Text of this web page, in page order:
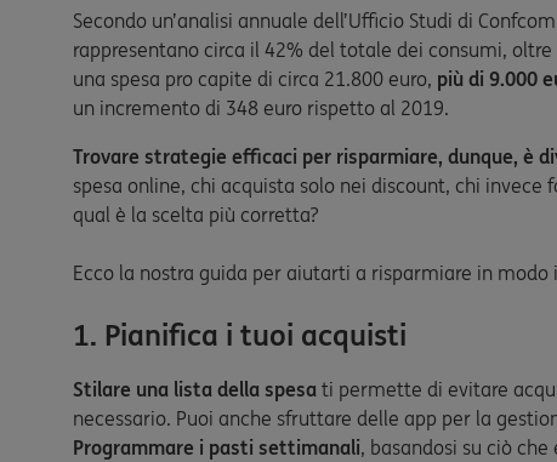
Secondo un’analisi annuale dell’Ufficio Studi di
rappresentano circa il 42% del totale dei consumi,
una spesa pro capite di circa 21.800 euro, più di 9.000
un incremento di 348 euro rispetto al 2019.
Trovare strategie efficaci per risparmiare, dunque, è
spesa online, chi acquista solo nei discount, chi
qual è la scelta più corretta?
Ecco la nostra guida per aiutarti a risparmiare in
1. Pianifica i tuoi acquisti
Stilare una lista della spesa ti permette di evitare
necessario. Puoi anche sfruttare delle app per la
Programmare i pasti settimanali, basandosi su ciò